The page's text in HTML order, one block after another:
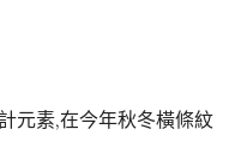
元素,在今年秋冬橫條紋